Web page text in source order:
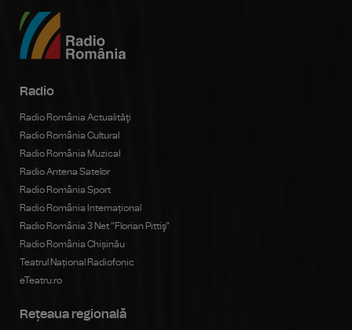
Radio
Radio România Actualităţi
Radio România Cultural
Radio România Muzical
Radio Antena Satelor
Radio România Sport
Radio România Internațional
Radio România 3 Net "Florian Pittiş"
Radio România Chișinău
Teatrul Național Radiofonic
eTeatru.ro
Rețeaua regională